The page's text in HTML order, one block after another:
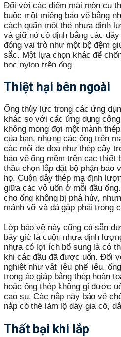
Đối với các điểm mài mòn cụ
buộc một miếng bảo vệ bằng
cách quấn một thẻ nhựa định
và giữ nó cố định bằng các
đóng vai trò như một bộ đệm
sắc. Một lựa chọn khác để
bọc nylon trên ống.
Thiệt hại bên ngoài
Ống thủy lực trong các ứng
khác so với các ứng dụng
không mong đợi một mảnh
của bạn, nhưng các ống trên
các mối đe dọa như thép cây
bảo vệ ống mềm trên các thiết
thầu chọn lắp đặt bộ phận bảo
họ. Cuộn dây thép mạ định
giữa các vỏ uốn ở mỗi đầu
cho ống không bị phá hủy,
mảnh vỡ và đá gặp phải trong
Lớp bảo vệ này cũng có sẵn
bây giờ là cuộn nhựa định
nhựa có lợi ích bổ sung là có
khi các đầu đã được uốn. Đối
nghiệt như vật liệu phế liệu,
trong áo giáp bằng thép hoàn
hoặc ống thép không gỉ được
cao su. Các nắp này bảo vệ
nắp có thể làm lộ dây gia cố,
Thất bại khi lắp